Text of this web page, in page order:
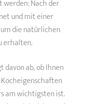
werden: Nach der
und mit einer
die natürlichen
erhalten.
davon ab, ob Ihnen
am wichtigsten ist.